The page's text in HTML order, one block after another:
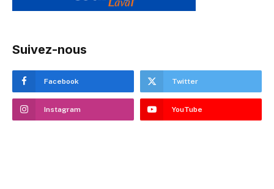
Suivez-nous
Facebook Twitter
Instagram YouTube